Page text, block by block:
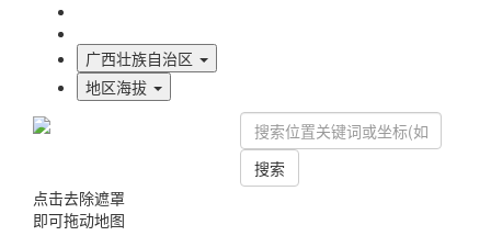
广西壮族自治区
地区海拔
搜索
点击去除遮罩
即可拖动地图